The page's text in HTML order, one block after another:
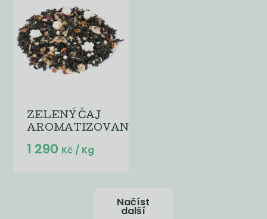
ZELENÝ ČAJ
AROMATIZOVANÝ...
1 290 Kč / Kg
Načíst
další